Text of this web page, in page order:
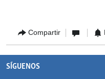
Compartir
SÍGUENOS